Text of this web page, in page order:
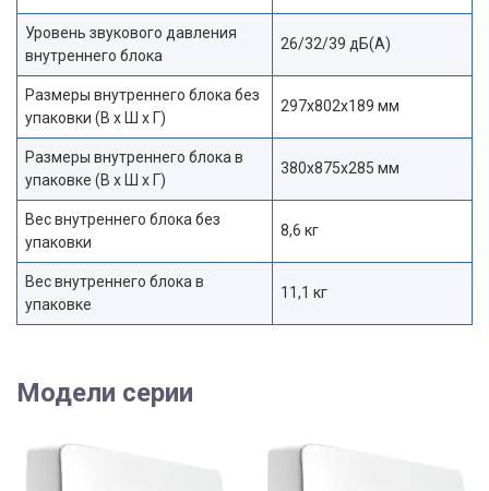
Уровень звукового давления
внутреннего блока
26/32/39 дБ(А)
Размеры внутреннего блока без
упаковки (В х Ш х Г)
297x802x189 мм
Размеры внутреннего блока в
упаковке (В х Ш х Г)
380x875x285 мм
Вес внутреннего блока без
упаковки
8,6 кг
Вес внутреннего блока в
упаковке
11,1 кг
Модели серии